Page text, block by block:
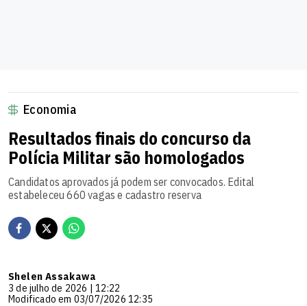
Economia
Resultados finais do concurso da
Polícia Militar são homologados
Candidatos aprovados já podem ser convocados. Edital
estabeleceu 660 vagas e cadastro reserva
Shelen Assakawa
3 de julho de 2026 | 12:22
Modificado em 03/07/2026 12:35